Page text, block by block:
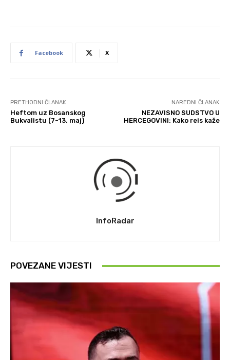
Facebook X
PRETHODNI ČLANAK
Heftom uz Bosanskog
Bukvalistu (7-13. maj)
NAREDNI ČLANAK
NEZAVISNO SUDSTVO U
HERCEGOVINI: Kako reis kaže
InfoRadar
POVEZANE VIJESTI